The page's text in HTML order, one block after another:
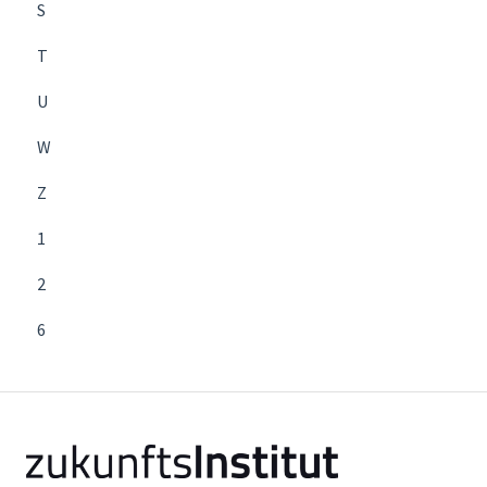
S
T
U
W
Z
1
2
6